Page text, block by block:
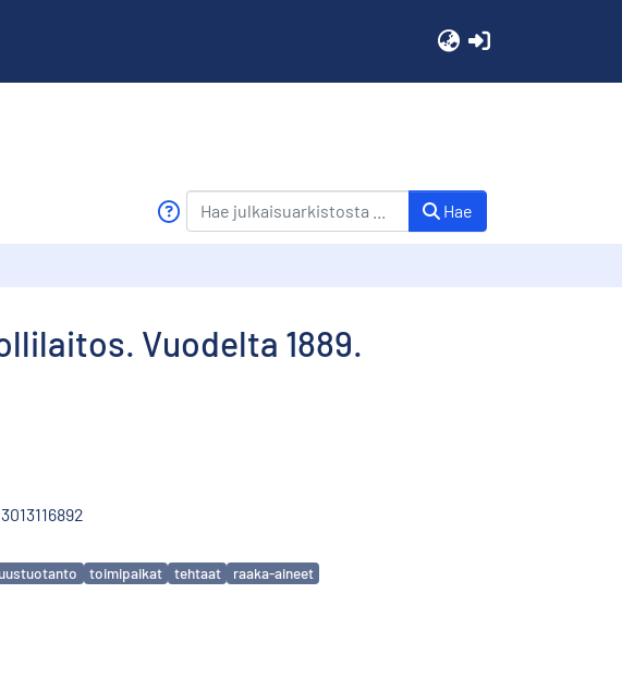
Hae
Vuodelta 1889.
toimipaikat tehtaat
raaka-aineet